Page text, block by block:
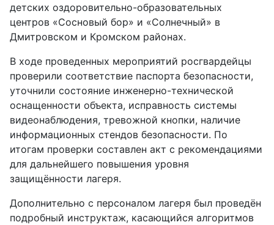
детских оздоровительно-образовательных
центров «Сосновый бор» и «Солнечный» в
Дмитровском и Кромском районах.
В ходе проведенных мероприятий росгвардейцы
проверили соответствие паспорта безопасности,
уточнили состояние инженерно-технической
оснащенности объекта, исправность системы
видеонаблюдения, тревожной кнопки, наличие
информационных стендов безопасности. По
итогам проверки составлен акт с рекомендациями
для дальнейшего повышения уровня
защищённости лагеря.
Дополнительно с персоналом лагеря был проведён
подробный инструктаж, касающийся алгоритмов